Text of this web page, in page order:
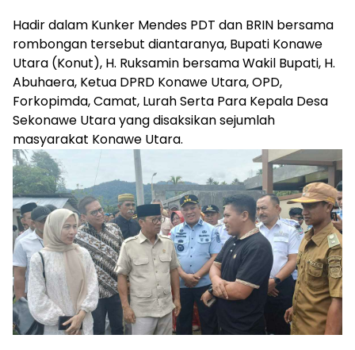
Hadir dalam Kunker Mendes PDT dan BRIN bersama
rombongan tersebut diantaranya, Bupati Konawe
Utara (Konut), H. Ruksamin bersama Wakil Bupati, H.
Abuhaera, Ketua DPRD Konawe Utara, OPD,
Forkopimda, Camat, Lurah Serta Para Kepala Desa
Sekonawe Utara yang disaksikan sejumlah
masyarakat Konawe Utara.